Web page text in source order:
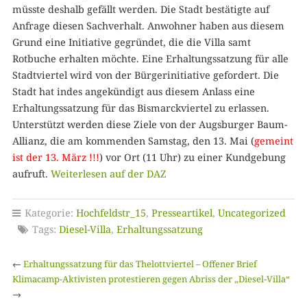
müsste deshalb gefällt werden. Die Stadt bestätigte auf
Anfrage diesen Sachverhalt. Anwohner haben aus diesem
Grund eine Initiative gegründet, die die Villa samt
Rotbuche erhalten möchte. Eine Erhaltungssatzung für alle
Stadtviertel wird von der Bürgerinitiative gefordert. Die
Stadt hat indes angekündigt aus diesem Anlass eine
Erhaltungssatzung für das Bismarckviertel zu erlassen.
Unterstützt werden diese Ziele von der Augsburger Baum-
Allianz, die am kommenden Samstag, den 13. Mai (gemeint
ist der 13. März !!!) vor Ort (11 Uhr) zu einer Kundgebung
aufruft. Weiterlesen auf der DAZ
Kategorie: Hochfeldstr_15, Presseartikel, Uncategorized
Tags: Diesel-Villa, Erhaltungssatzung
← Erhaltungssatzung für das Thelottviertel – Offener Brief
Klimacamp-Aktivisten protestieren gegen Abriss der „Diesel-Villa“
→